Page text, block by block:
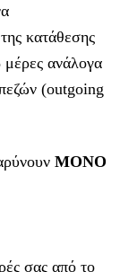
κατάθεσης
μέρες ανάλογα
(outgoing
MONO
σας από το